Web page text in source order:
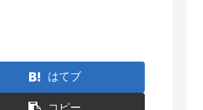
はてブ